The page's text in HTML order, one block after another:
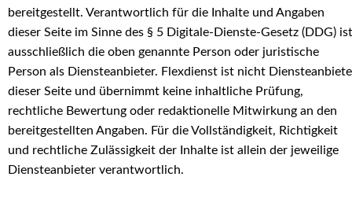
bereitgestellt. Verantwortlich für die Inhalte und Angaben
dieser Seite im Sinne des § 5 Digitale-Dienste-Gesetz (DDG) ist
ausschließlich die oben genannte Person oder juristische
Person als Diensteanbieter. Flexdienst ist nicht
dieser Seite und übernimmt keine inhaltliche Prüfung,
rechtliche Bewertung oder redaktionelle Mitwirkung an den
bereitgestellten Angaben. Für die Vollständigkeit, Richtigkeit
und rechtliche Zulässigkeit der Inhalte ist allein der jeweilige
Diensteanbieter verantwortlich.